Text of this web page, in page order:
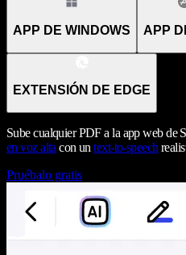
APP DE WINDOWS APP
EXTENSIÓN DE EDGE
Sube cualquier PDF a la app web de
en voz alta con untext-to-speech
Pruébalo gratis